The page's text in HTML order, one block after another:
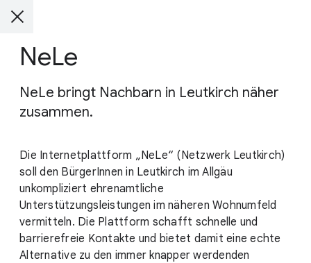
NeLe
NeLe bringt Nachbarn in Leutkirch näher
zusammen.
Die Internetplattform „NeLe“ (Netzwerk Leutkirch)
soll den BürgerInnen in Leutkirch im Allgäu
unkompliziert ehrenamtliche
Unterstützungsleistungen im näheren Wohnumfeld
vermitteln. Die Plattform schafft schnelle und
barrierefreie Kontakte und bietet damit eine echte
Alternative zu den immer knapper werdenden